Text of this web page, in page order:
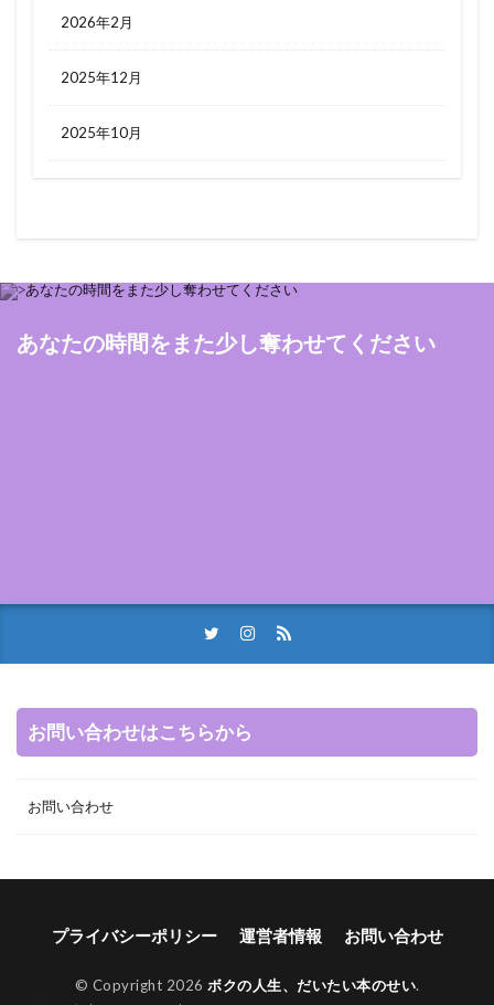
2026年2月
2025年12月
2025年10月
あなたの時間をまた少し奪わせてください
お問い合わせはこちらから
お問い合わせ
プライバシーポリシー 運営者情報 お問い合わせ
© Copyright 2026 ボクの人生、だいたい本のせい.